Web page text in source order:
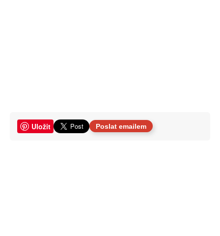
Uložit Poslat emailem